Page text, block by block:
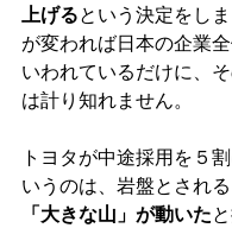
上げるという決定をし
が変われば日本の企業
いわれているだけに、
は計り知れません。
トヨタが中途採用を５
いうのは、岩盤とされる
「大きな山」が動いた